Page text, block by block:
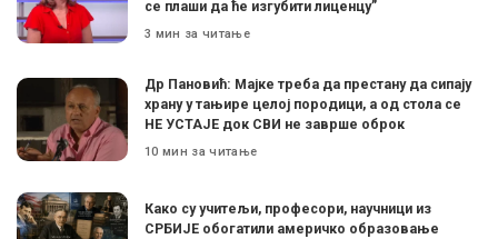
се плаши да ће изгубити лиценцу”
3 мин за читање
Др Пановић: Мајке треба да престану да сипају
храну у тањире целој породици, а од стола се
НЕ УСТАЈЕ док СВИ не заврше оброк
10 мин за читање
Како су учитељи, професори, научници из
СРБИЈЕ обогатили америчко образовање